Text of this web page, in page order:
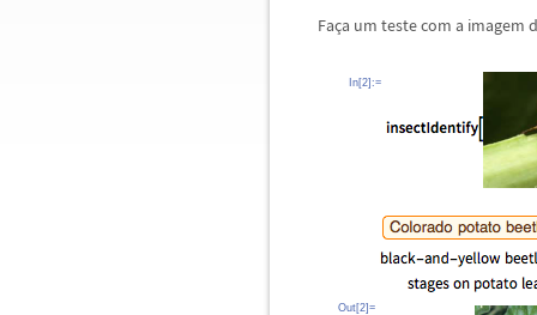
Faça um teste com a imagem
In[2]:=
Out[2]=